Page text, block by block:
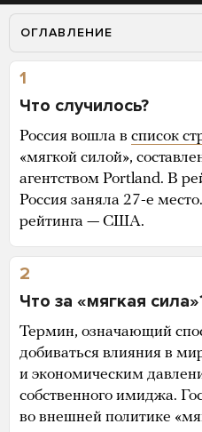
ОГЛАВЛЕНИЕ
1
Что случилось?
Россия вошла в список
«мягкой силой»,
агентством Portland. В
Россия заняла 27-е
рейтинга — США.
2
Что за «мягкая
Термин, означающий
добиваться влияния в
и экономическим
собственного имиджа.
во внешней политике